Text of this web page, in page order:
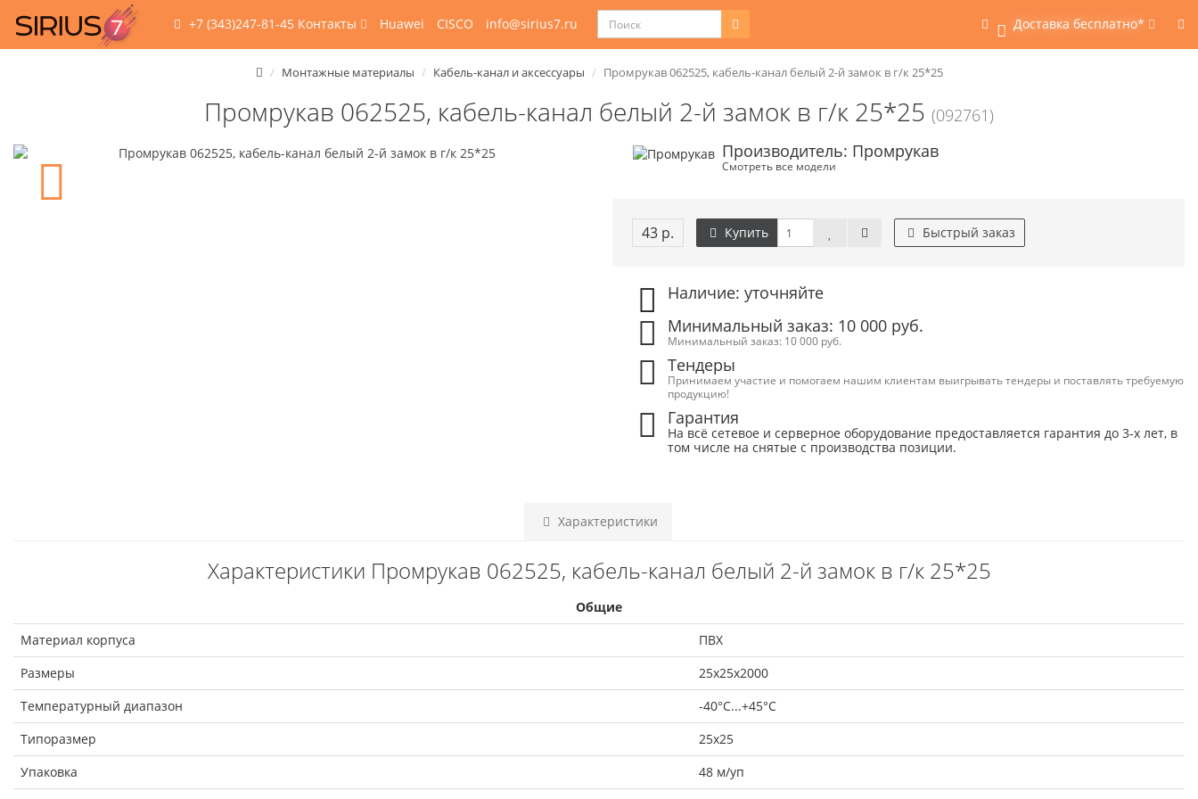
+7 (343)247-81-45 Контакты Huawei CISCO info@sirius7.ru 0 Доставка бесплатно*
Монтажные материалы Кабель-канал и аксессуары Промрукав 062525, кабель-канал белый 2-й замок в г/к 25*25
Промрукав 062525, кабель-канал белый 2-й замок в г/к 25*25 (092761)
Производитель: Промрукав
Смотреть все модели
43 р. Купить Быстрый заказ
Наличие: уточняйте
Минимальный заказ: 10 000 руб.
Минимальный заказ: 10 000 руб.
Тендеры
Принимаем участие и помогаем нашим клиентам выигрывать тендеры и поставлять требуемую
продукцию!
Гарантия
На всё сетевое и серверное оборудование предоставляется гарантия до 3-х лет, в
том числе на снятые с производства позиции.
Характеристики
Характеристики Промрукав 062525, кабель-канал белый 2-й замок в г/к 25*25
Общие
Материал корпуса
ПВХ
Размеры
25х25х2000
Температурный диапазон
-40°С...+45°С
Типоразмер
25х25
Упаковка
48 м/уп